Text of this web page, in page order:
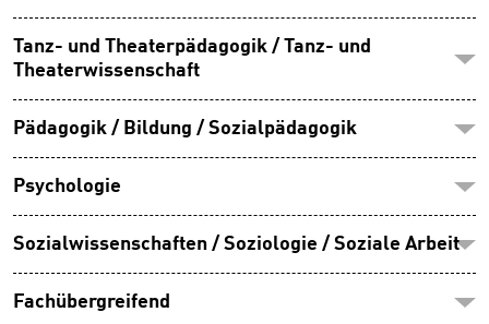
Tanz- und Theaterpädagogik / Tanz- und
Theaterwissenschaft
Pädagogik / Bildung / Sozialpädagogik
Psychologie
Sozialwissenschaften / Soziologie / Soziale Arbeit
Fachübergreifend